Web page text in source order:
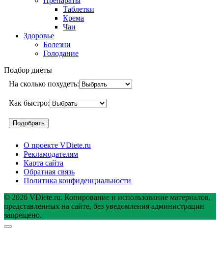
Таблетки
Крема
Чаи
Здоровье
Болезни
Голодание
Подбор диеты
На сколько похудеть:
Как быстро:
О проекте VDiete.ru
Рекламодателям
Карта сайта
Обратная связь
Политика конфиденциальности
© 2026 VDiete.ru. Копирование и использование материалов,
представленных на сайте, без уведомления администрации
запрещено.